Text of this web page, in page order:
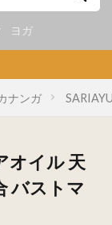
ヨガ
ナンガ
オイル 天
バストマ